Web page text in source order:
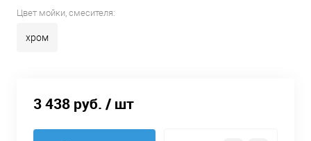
Цвет мойки, смесителя:
хром
3 438 руб. / шт